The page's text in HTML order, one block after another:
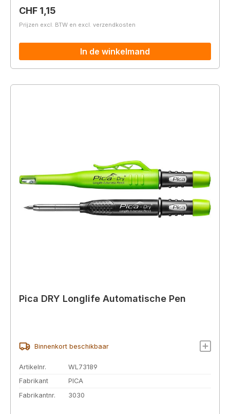
Normale prijs:
CHF 1,15
Prijzen excl. BTW en excl. verzendkosten
In de winkelmand
Pica DRY Longlife Automatische Pen
Binnenkort beschikbaar
Artikelnr.
WL73189
Fabrikant
PICA
Fabrikantnr.
3030